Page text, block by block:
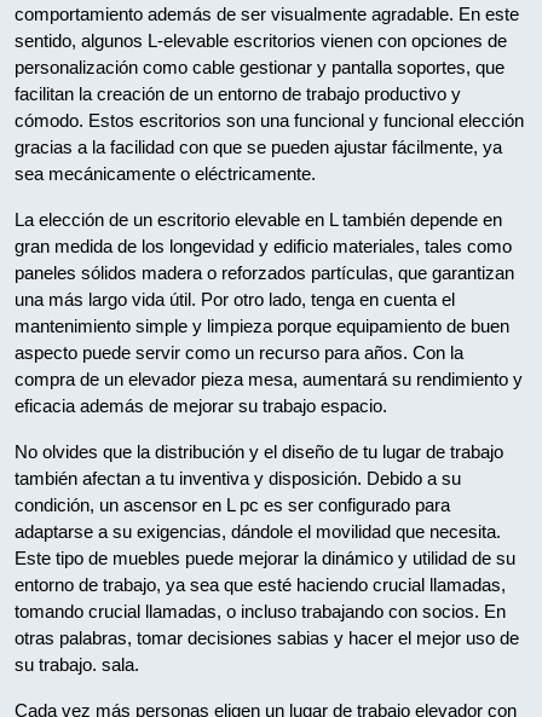
comportamiento además de ser visualmente agradable. En este
sentido, algunos L-elevable escritorios vienen con opciones de
personalización como cable gestionar y pantalla soportes, que
facilitan la creación de un entorno de trabajo productivo y
cómodo. Estos escritorios son una funcional y funcional elección
gracias a la facilidad con que se pueden ajustar fácilmente, ya
sea mecánicamente o eléctricamente.
La elección de un escritorio elevable en L también depende en
gran medida de los longevidad y edificio materiales, tales como
paneles sólidos madera o reforzados partículas, que garantizan
una más largo vida útil. Por otro lado, tenga en cuenta el
mantenimiento simple y limpieza porque equipamiento de buen
aspecto puede servir como un recurso para años. Con la
compra de un elevador pieza mesa, aumentará su rendimiento y
eficacia además de mejorar su trabajo espacio.
No olvides que la distribución y el diseño de tu lugar de trabajo
también afectan a tu inventiva y disposición. Debido a su
condición, un ascensor en L pc es ser configurado para
adaptarse a su exigencias, dándole el movilidad que necesita.
Este tipo de muebles puede mejorar la dinámico y utilidad de su
entorno de trabajo, ya sea que esté haciendo crucial llamadas,
tomando crucial llamadas, o incluso trabajando con socios. En
otras palabras, tomar decisiones sabias y hacer el mejor uso de
su trabajo. sala.
Cada vez más personas eligen un lugar de trabajo elevador con